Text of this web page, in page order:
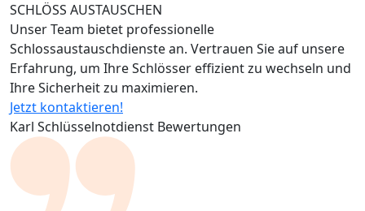
SCHLÖSS AUSTAUSCHEN
Unser Team bietet professionelle
Schlossaustauschdienste an. Vertrauen Sie auf unsere
Erfahrung, um Ihre Schlösser effizient zu wechseln und
Ihre Sicherheit zu maximieren.
Jetzt kontaktieren!
Karl Schlüsselnotdienst Bewertungen